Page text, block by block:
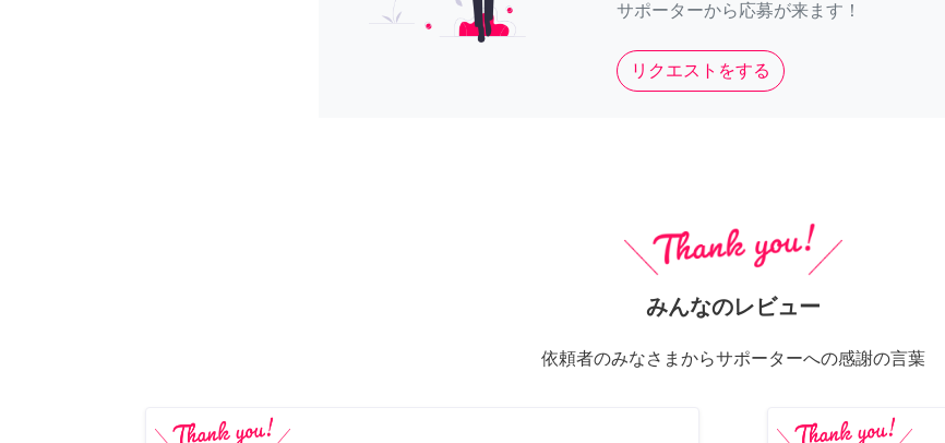
サポーターから応募が来ます！
リクエストをする
みんなのレビュー
依頼者のみなさまからサポーターへの感謝の言葉